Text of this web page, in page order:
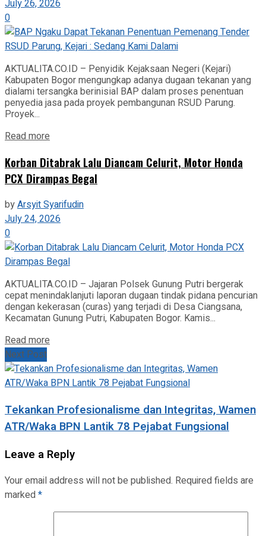
July 26, 2026
0
AKTUALITA.CO.ID – Penyidik Kejaksaan Negeri (Kejari)
Kabupaten Bogor mengungkap adanya dugaan tekanan yang
dialami tersangka berinisial BAP dalam proses penentuan
penyedia jasa pada proyek pembangunan RSUD Parung.
Proyek...
Read more
Korban Ditabrak Lalu Diancam Celurit, Motor Honda
PCX Dirampas Begal
byArsyit Syarifudin
July 24, 2026
0
AKTUALITA.CO.ID – Jajaran Polsek Gunung Putri bergerak
cepat menindaklanjuti laporan dugaan tindak pidana pencurian
dengan kekerasan (curas) yang terjadi di Desa Ciangsana,
Kecamatan Gunung Putri, Kabupaten Bogor. Kamis...
Read more
Next Post
Tekankan Profesionalisme dan Integritas, Wamen
ATR/Waka BPN Lantik 78 Pejabat Fungsional
Leave a Reply
Your email address will not be published. Required fields are
marked*